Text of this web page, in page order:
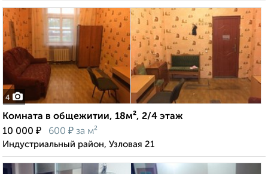
4
Комната в общежитии, 18м², 2/4 этаж
10 000 ₽ 600 ₽ за м²
Индустриальный район, Узловая 21